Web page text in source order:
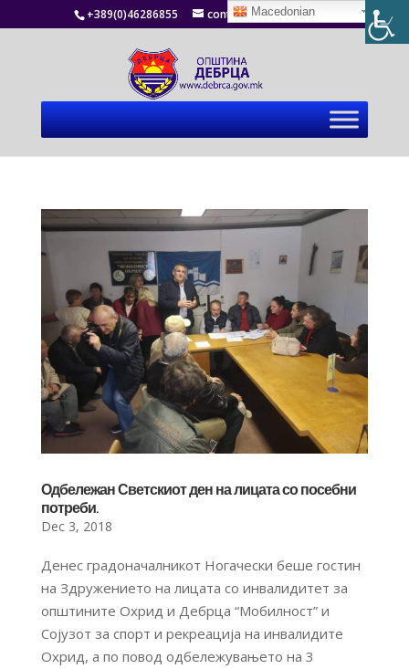
+389(0)46286855 contact@debrca.gov.mk
Одбележан Светскиот ден на лицата со посебни
потреби.
Dec 3, 2018
Денес градоначалникот Ногачески беше гостин
на Здружението на лицата со инвалидитет за
општините Охрид и Дебрца “Мобилност” и
Сојузот за спорт и рекреација на инвалидите
Охрид, а по повод одбележувањето на 3
Macedonian